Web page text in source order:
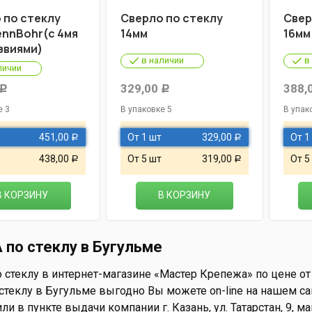
стеклу
4мя
3
451,00 Р
438,00 Р
КОРЗИНУ
Сверло по стеклу
14мм
в наличии
329,00 Р
В упаковке 5
От 1 шт 329,00 Р
От 5 шт 319,00 Р
В КОРЗИНУ
16мм
в
В
От 1
От 5
стеклу в Бугульме
в интернет-магазине «Мастер Крепежа» по цене
в Бугульме выгодно Вы можете on-line на нашем
в пункте выдачи компании г. Казань, ул. Татарстан, 9,